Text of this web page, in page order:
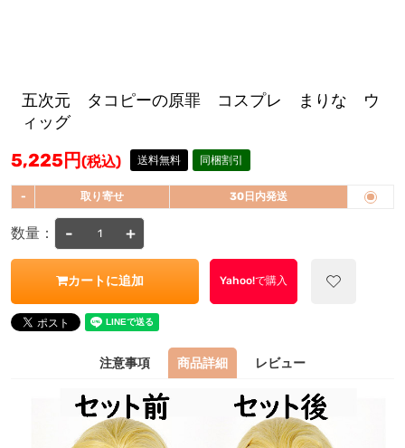
五次元 タコピーの原罪 コスプレ まりな ウ
ィッグ
5,225円(税込) 送料無料 同梱割引
- 取り寄せ 30日内発送
数量： - +
カートに追加 Yahoo!で購入
注意事項 商品詳細 レビュー